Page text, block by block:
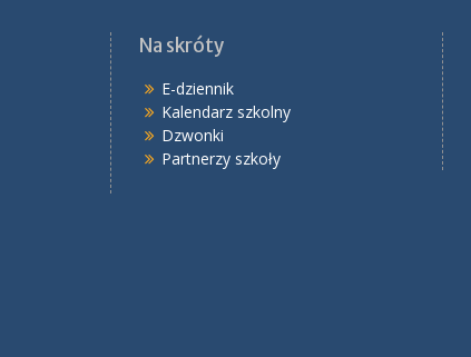
Na skróty
E-dziennik
Kalendarz szkolny
Dzwonki
Partnerzy szkoły